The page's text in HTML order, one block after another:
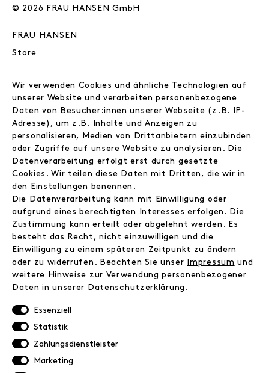
© 2026 FRAU HANSEN GmbH
FRAU HANSEN
Store
Journal
Wir
Jobs
Wholesale
Instagram
Facebook
Kontakt
INFORMATIONEN
FAQ
Zahlungsinformationen
Versand
Retoure
Widerrufsrecht
Datenschutz
AGB
Impressum
NEWSLETTER
Erhalte exklusive Neuigkeiten!
Wir verwenden Cookies und ähnliche Technologien auf
unserer Website und verarbeiten personenbezogene
Daten von Besucher:innen unserer Webseite (z.B. IP-
Adresse), um z.B. Inhalte und Anzeigen zu
personalisieren, Medien von Drittanbietern einzubinden
oder Zugriffe auf unsere Website zu analysieren. Die
Datenverarbeitung erfolgt erst durch gesetzte
Cookies. Wir teilen diese Daten mit Dritten, die wir in
den Einstellungen benennen.
Die Datenverarbeitung kann mit Einwilligung oder
aufgrund eines berechtigten Interesses erfolgen. Die
Zustimmung kann erteilt oder abgelehnt werden. Es
besteht das Recht, nicht einzuwilligen und die
Einwilligung zu einem späteren Zeitpunkt zu ändern
oder zu widerrufen. Beachten Sie unser
Impressum und
weitere Hinweise zur Verwendung personenbezogener
Daten in unserer
Daten­schutz­erklärung .
Essenziell
Statistik
Zahlungsdienstleister
Marketing